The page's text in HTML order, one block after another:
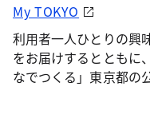
My TOKYO
利用者一人ひとりの興
をお届けするとともに
なでつくる」東京都の